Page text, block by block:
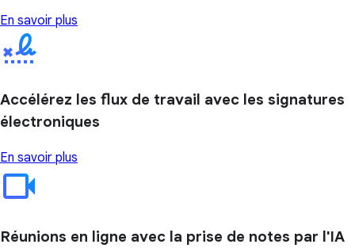
En savoir plus
Accélérez les flux de travail avec les signatures
électroniques
En savoir plus
Réunions en ligne avec la prise de notes par l'IA